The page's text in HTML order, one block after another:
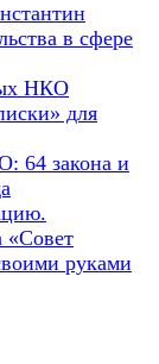
в сфере
НКО
для
64 закона и
«Совет
руками